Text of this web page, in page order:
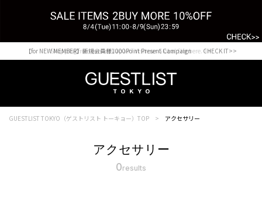
Shopping from outside Japan? Visit our Global Site here. >>
【for NEW MEMBER】新規会員様1000Point Present Campaign CHECK IT>>
GUESTLIST TOKYO（ゲストリスト トーキョー）TOP アクセサリー
アクセサリー
0results